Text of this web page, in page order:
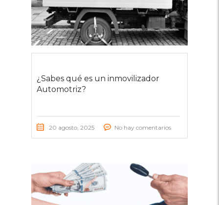
¿Sabes qué es un inmovilizador
Automotriz?
20 agosto, 2025 No hay comentarios